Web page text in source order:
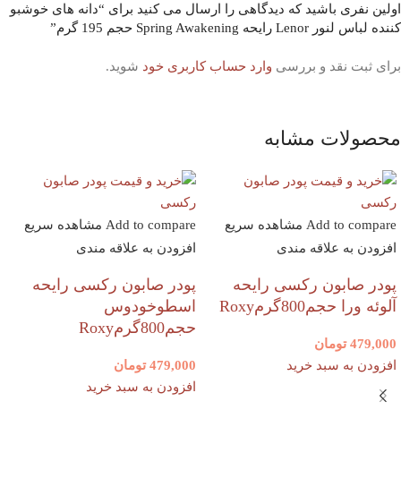
اولین نفری باشید که دیدگاهی را ارسال می کنید برای “دانه های خوشبو
کننده لباس لنور Lenor رایحه Spring Awakening حجم 195 گرم”
برای ثبت نقد و بررسی وارد حساب کاربری خود شوید.
محصولات مشابه
Add to compare مشاهده سریع
افزودن به علاقه مندی
پودر صابون رکسی رایحه
آلوئه ورا حجم800گرمRoxy
479,000 تومان
افزودن به سبد خرید
Add to compare مشاهده سریع
افزودن به علاقه مندی
پودر صابون رکسی رایحه
اسطوخودوس
حجم800گرمRoxy
479,000 تومان
افزودن به سبد خرید